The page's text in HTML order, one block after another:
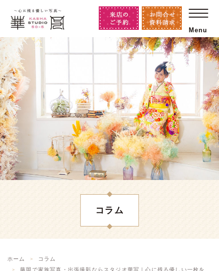
Menu
コラム
ホーム
コラム
藤岡で家族写真・出張撮影ならスタジオ華写｜心に残る優しい一枚を